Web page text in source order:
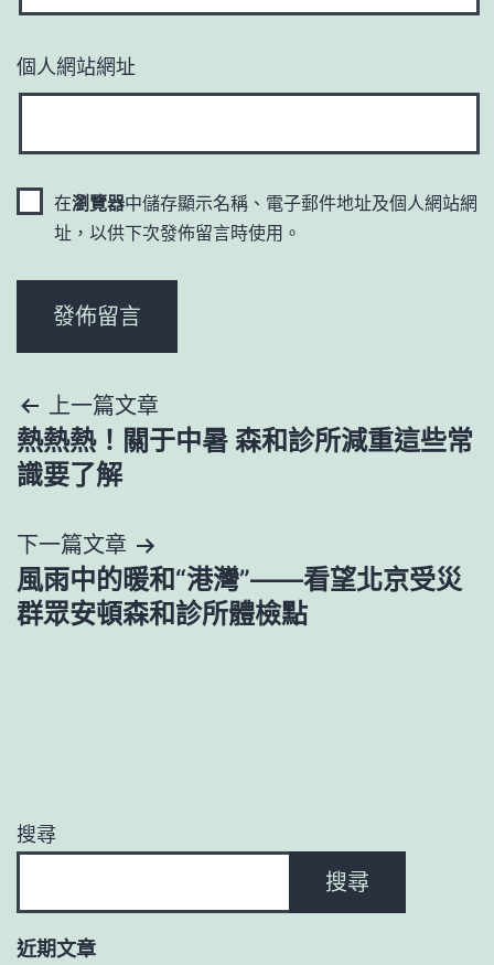
個人網站網址
在瀏覽器中儲存顯示名稱、電子郵件地址及個人網站網
址，以供下次發佈留言時使用。
文
章
覽
上一篇文章
熱熱熱！關于中暑 森和診所減重這些常
識要了解
下一篇文章
風雨中的暖和“港灣”——看望北京受災
群眾安頓森和診所體檢點
搜尋
搜尋
近期文章